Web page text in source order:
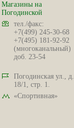
Магазины на
Погодинской
тел./факс:
+7(499) 245-30-68
+7(495) 181-92-92
(многоканальный)
доб. 23-54
Погодинская ул., д.
18/1, стр. 1.
«Спортивная»